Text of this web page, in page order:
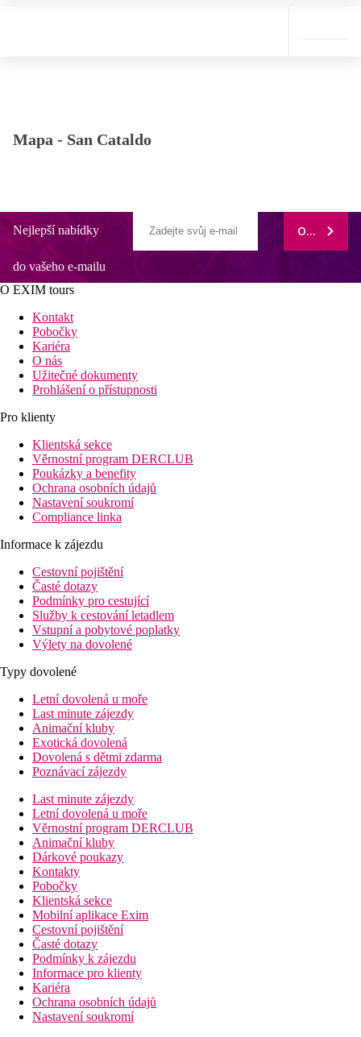
Mapa - San Cataldo
Nejlepší nabídky
do vašeho e-mailu
ODEBÍRAT
O EXIM tours
Kontakt
Pobočky
Kariéra
O nás
Užitečné dokumenty
Prohlášení o přístupnosti
Pro klienty
Klientská sekce
Věrnostní program DERCLUB
Poukázky a benefity
Ochrana osobních údajů
Nastavení soukromí
Compliance linka
Informace k zájezdu
Cestovní pojištění
Časté dotazy
Podmínky pro cestující
Služby k cestování letadlem
Vstupní a pobytové poplatky
Výlety na dovolené
Typy dovolené
Letní dovolená u moře
Last minute zájezdy
Animační kluby
Exotická dovolená
Dovolená s dětmi zdarma
Poznávací zájezdy
Last minute zájezdy
Letní dovolená u moře
Věrnostní program DERCLUB
Animační kluby
Dárkové poukazy
Kontakty
Pobočky
Klientská sekce
Mobilní aplikace Exim
Cestovní pojištění
Časté dotazy
Podmínky k zájezdu
Informace pro klienty
Kariéra
Ochrana osobních údajů
Nastavení soukromí